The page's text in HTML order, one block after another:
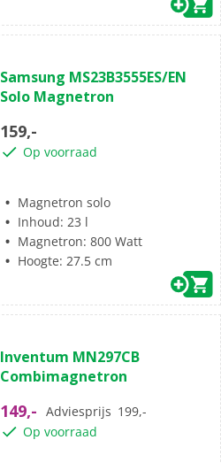
van
de
sterren.
3
Samsung MS23B3555ES/EN
Solo Magnetron
159,-
Op voorraad
Magnetron solo
Inhoud: 23 l
Magnetron: 800 Watt
Hoogte: 27.5 cm
van
de
sterren.
5
Inventum MN297CB
Combimagnetron
149,- Adviesprijs 199,-
Op voorraad